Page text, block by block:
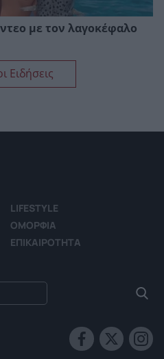
με τον λαγοκέφαλο
Ειδήσεις
LIFESTYLE
ΟΜΟΡΦΙΑ
ΕΠΙΚΑΙΡΟΤΗΤΑ